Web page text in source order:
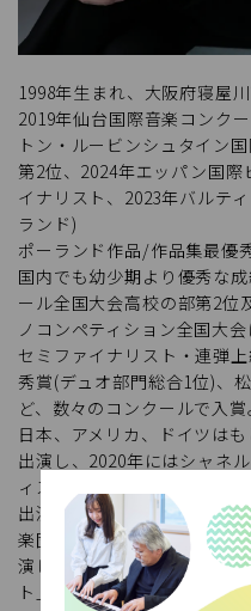
1998年生まれ、大阪府寝屋川
2019年仙台国際音楽コンク
トン・ルービンシュタイン
第2位、2024年エッパン国際
イナリスト、2023年バルテ
ランド)
ポーランド作品/作品集最優
国内でも幼少期より優秀な
ール全国大会高校の部第2位
ノコンペティション全国大
セミファイナリスト・連弾
秀賞(デュオ部門総合1位)、
ど、数々のコンクールで入賞
日本、アメリカ、ドイツは
出演し、2020年にはシャネ
ィストに選出され銀座・シ
出演。仙台フィルハーモニ
楽団、ウズベキスタン交響
演している。2023年デジタ
ト」をリリース。